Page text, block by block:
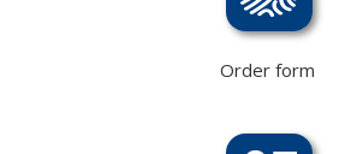
Order form